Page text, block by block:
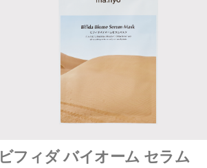
ビフィダ バイオーム セラム